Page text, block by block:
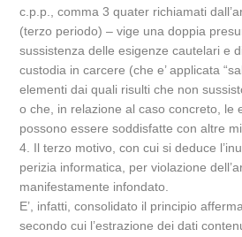
c.p.p., comma 3 quater richiamati
(terzo periodo) – vige una doppia
sussistenza delle esigenze cautelari e
custodia in carcere (che e’ applicata
elementi dai quali risulti che non
o che, in relazione al caso concreto, le
possono essere soddisfatte con altre
4. Il terzo motivo, con cui si deduce
perizia informatica, per violazione
manifestamente infondato.
E’, infatti, consolidato il principio
secondo cui l’estrazione dei dati